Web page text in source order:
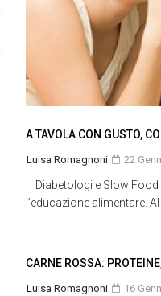
A TAVOLA CON GUSTO,
Luisa Romagnoni 22
Diabetologi e Slow Food
l’educazione alimentare. Al
CARNE ROSSA:
Luisa Romagnoni 16